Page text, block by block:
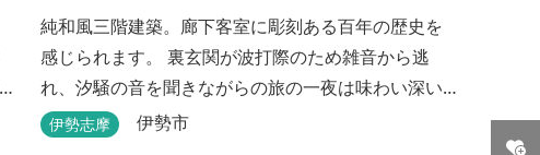
純和風三階建築。廊下客室に彫刻ある百年の歴史を
感じられます。 裏玄関が波打際のため雑音から逃
れ、汐騒の音を聞きながらの旅の一夜は味わい深い
ものがあります。 ※別館「いろは館」には、エイリ
伊勢志摩 伊勢市